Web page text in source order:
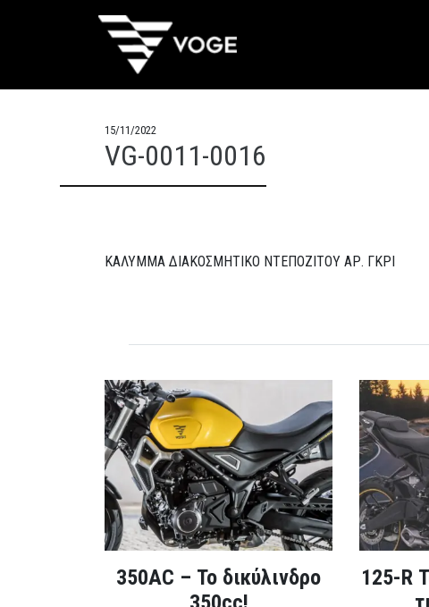
15/11/2022
VG-0011-0016
ΚΑΛΥΜΜΑ ΔΙΑΚΟΣΜΗΤΙΚΟ ΝΤΕΠΟΖΙΤΟΥ ΑΡ. ΓΚΡΙ
350AC – Το δικύλινδρο
125-R